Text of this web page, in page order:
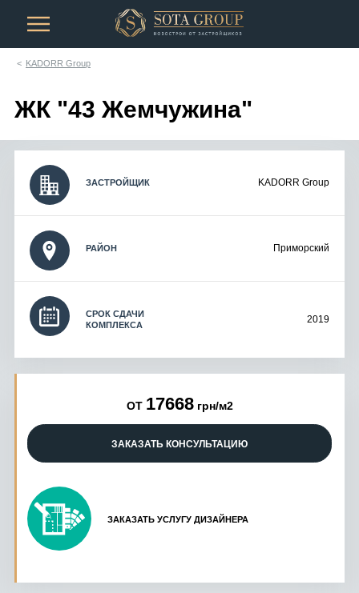
KADORR Group
ЖК "43 Жемчужина"
ЗАСТРОЙЩИК KADORR Group
РАЙОН Приморский
СРОК СДАЧИ
КОМПЛЕКСА
2019
ОТ 17668грн/м2
ЗАКАЗАТЬ КОНСУЛЬТАЦИЮ
ЗАКАЗАТЬ УСЛУГУ ДИЗАЙНЕРА